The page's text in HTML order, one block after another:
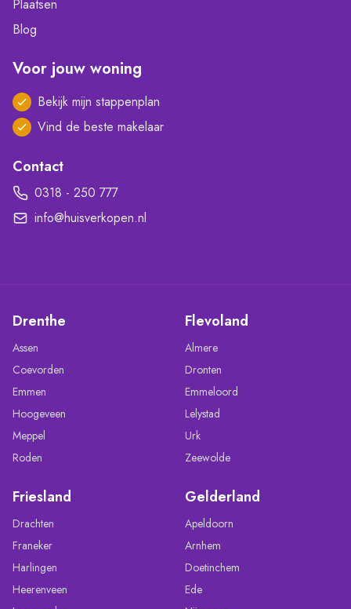
Plaatsen
Blog
Voor jouw woning
Bekijk mijn stappenplan
Vind de beste makelaar
Contact
0318 - 250 777
info@huisverkopen.nl
Drenthe
Assen
Coevorden
Emmen
Hoogeveen
Meppel
Roden
Flevoland
Almere
Dronten
Emmeloord
Lelystad
Urk
Zeewolde
Friesland
Drachten
Franeker
Harlingen
Heerenveen
Gelderland
Apeldoorn
Arnhem
Doetinchem
Ede